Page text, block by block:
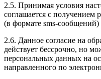
2.5. Принимая условия
соглашается с получением
(в формате sms-
2.6. Данное согласие на
действует бессрочно, но
персональных данных на
направленного по